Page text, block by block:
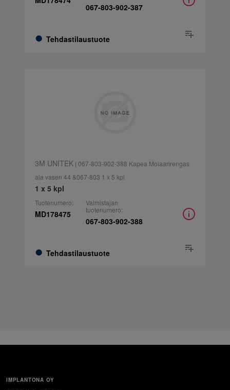
Tehdastilaustuote
067-803-902-387
3M UNITEK| 067-803-902-388 Kapea Molaarirengas
ala vasen 44 &067-803 1 x 5 kpl
1 x 5 kpl
Tuotenumero:
MD178475
Tehdastilaustuote
Valmistajan
tuotenumero:
067-803-902-388
IMPLANTONA OY